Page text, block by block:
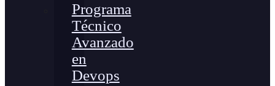
Programa
Técnico
Avanzado
en
Devops